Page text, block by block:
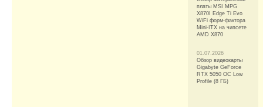
платы MSI MPG
X870I Edge Ti Evo
WiFi форм-фактора
Mini-ITX на чипсете
AMD X870
01.07.2026
Обзор видеокарты
Gigabyte GeForce
RTX 5050 OC Low
Profile (8 ГБ)